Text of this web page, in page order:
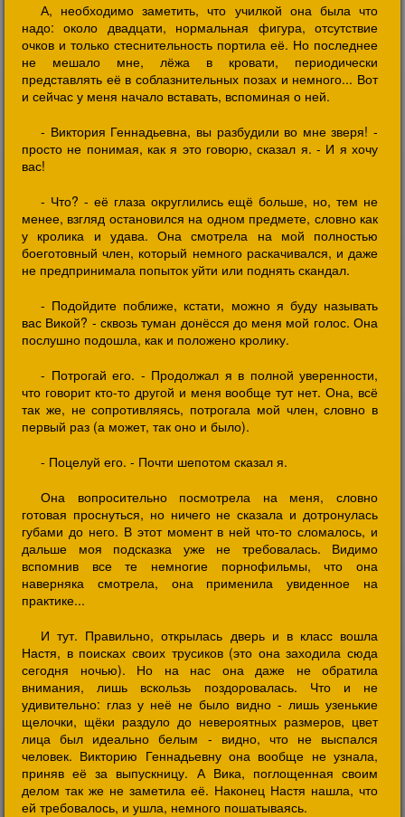
А, необходимо заметить, что училкой она была что
надо: около двадцати, нормальная фигура, отсутствие
очков и только стеснительность портила её. Но последнее
не мешало мне, лёжа в кровати, периодически
представлять её в соблазнительных позах и немного... Вот
и сейчас у меня начало вставать, вспоминая о ней.
- Виктория Геннадьевна, вы разбудили во мне зверя! -
просто не понимая, как я это говорю, сказал я. - И я хочу
вас!
- Что? - её глаза округлились ещё больше, но, тем не
менее, взгляд остановился на одном предмете, словно как
у кролика и удава. Она смотрела на мой полностью
боеготовный член, который немного раскачивался, и даже
не предпринимала попыток уйти или поднять скандал.
- Подойдите поближе, кстати, можно я буду называть
вас Викой? - сквозь туман донёсся до меня мой голос. Она
послушно подошла, как и положено кролику.
- Потрогай его. - Продолжал я в полной уверенности,
что говорит кто-то другой и меня вообще тут нет. Она, всё
так же, не сопротивляясь, потрогала мой член, словно в
первый раз (а может, так оно и было).
- Поцелуй его. - Почти шепотом сказал я.
Она вопросительно посмотрела на меня, словно
готовая проснуться, но ничего не сказала и дотронулась
губами до него. В этот момент в ней что-то сломалось, и
дальше моя подсказка уже не требовалась. Видимо
вспомнив все те немногие порнофильмы, что она
наверняка смотрела, она применила увиденное на
практике...
И тут. Правильно, открылась дверь и в класс вошла
Настя, в поисках своих трусиков (это она заходила сюда
сегодня ночью). Но на нас она даже не обратила
внимания, лишь вскользь поздоровалась. Что и не
удивительно: глаз у неё не было видно - лишь узенькие
щелочки, щёки раздуло до невероятных размеров, цвет
лица был идеально белым - видно, что не выспался
человек. Викторию Геннадьевну она вообще не узнала,
приняв её за выпускницу. А Вика, поглощенная своим
делом так же не заметила её. Наконец Настя нашла, что
ей требовалось, и ушла, немного пошатываясь.